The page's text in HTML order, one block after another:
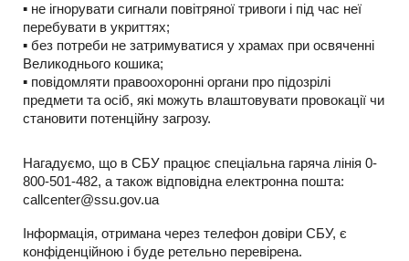
▪️ не ігнорувати сигнали повітряної тривоги і під час неї
перебувати в укриттях;
▪️ без потреби не затримуватися у храмах при освяченні
Великоднього кошика;
▪️ повідомляти правоохоронні органи про підозрілі
предмети та осіб, які можуть влаштовувати провокації чи
становити потенційну загрозу.
Нагадуємо, що в СБУ працює спеціальна гаряча лінія 0-
800-501-482, а також відповідна електронна пошта:
callcenter@ssu.gov.ua
Інформація, отримана через телефон довіри СБУ, є
конфіденційною і буде ретельно перевірена.